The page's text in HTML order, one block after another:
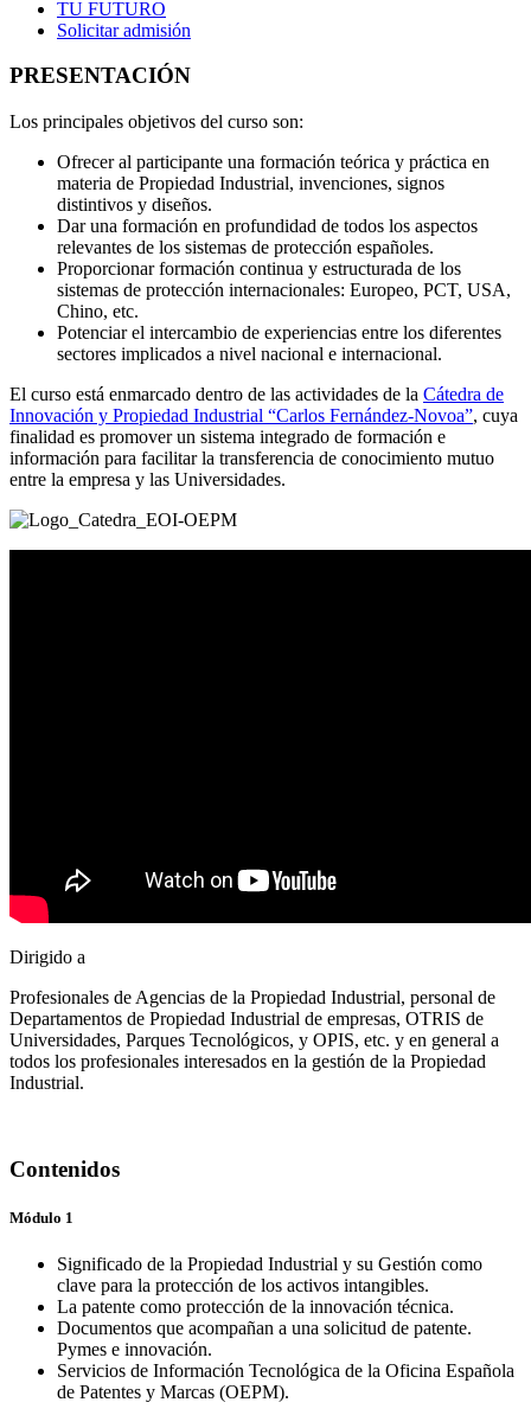
TU FUTURO
Solicitar admisión
PRESENTACIÓN
Los principales objetivos del curso son:
Ofrecer al participante una formación teórica y práctica en
materia de Propiedad Industrial, invenciones, signos
distintivos y diseños.
Dar una formación en profundidad de todos los aspectos
relevantes de los sistemas de protección españoles.
Proporcionar formación continua y estructurada de los
sistemas de protección internacionales: Europeo, PCT, USA,
Chino, etc.
Potenciar el intercambio de experiencias entre los diferentes
sectores implicados a nivel nacional e internacional.
El curso está enmarcado dentro de las actividades de la Cátedra de
Innovación y Propiedad Industrial “Carlos Fernández-Novoa”, cuya
finalidad es promover un sistema integrado de formación e
información para facilitar la transferencia de conocimiento mutuo
entre la empresa y las Universidades.
Dirigido a
Profesionales de Agencias de la Propiedad Industrial, personal de
Departamentos de Propiedad Industrial de empresas, OTRIS de
Universidades, Parques Tecnológicos, y OPIS, etc. y en general a
todos los profesionales interesados en la gestión de la Propiedad
Industrial.
Contenidos
Módulo 1
Significado de la Propiedad Industrial y su Gestión como
clave para la protección de los activos intangibles.
La patente como protección de la innovación técnica.
Documentos que acompañan a una solicitud de patente.
Pymes e innovación.
Servicios de Información Tecnológica de la Oficina Española
de Patentes y Marcas (OEPM).